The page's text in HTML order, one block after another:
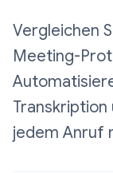
Vergleichen
Meeting-
jedem Anruf